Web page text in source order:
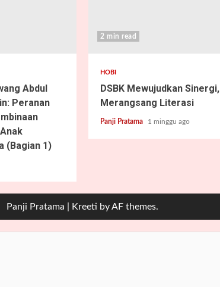
Abdul
Peranan
(Bagian 1)
2 min read
HOBI
DSBK Mewujudkan Sinergi,
Merangsang Literasi
Panji Pratama 1 minggu ago
Panji Pratama Kreeti by AF themes.